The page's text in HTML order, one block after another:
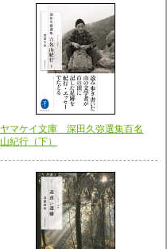
ヤマケイ文庫 深田久弥選集百名
山紀行（下）